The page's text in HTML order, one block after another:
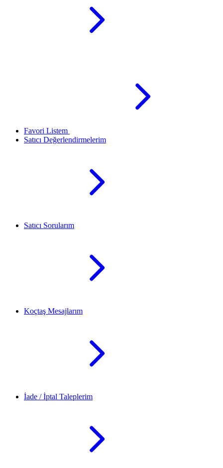
Favori Listem
Satıcı Değerlendirmelerim
Satıcı Sorularım
Koçtaş Mesajlarım
İade / İptal Taleplerim